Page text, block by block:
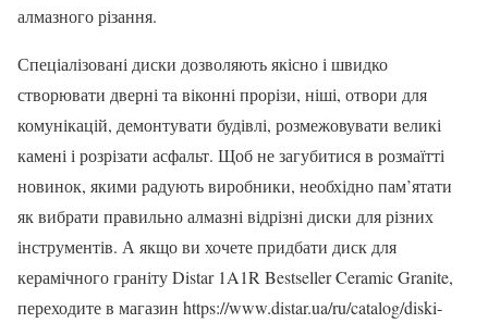
алмазного різання.
Спеціалізовані диски дозволяють якісно і швидко
створювати дверні та віконні прорізи, ніші, отвори для
комунікацій, демонтувати будівлі, розмежовувати великі
камені і розрізати асфальт. Щоб не загубитися в розмаїтті
новинок, якими радують виробники, необхідно пам’ятати
як вибрати правильно алмазні відрізні диски для різних
інструментів. А якщо ви хочете придбати диск для
керамічного граніту Distar 1A1R Bestseller Ceramic Granite,
переходите в магазин https://www.distar.ua/ru/catalog/diski-